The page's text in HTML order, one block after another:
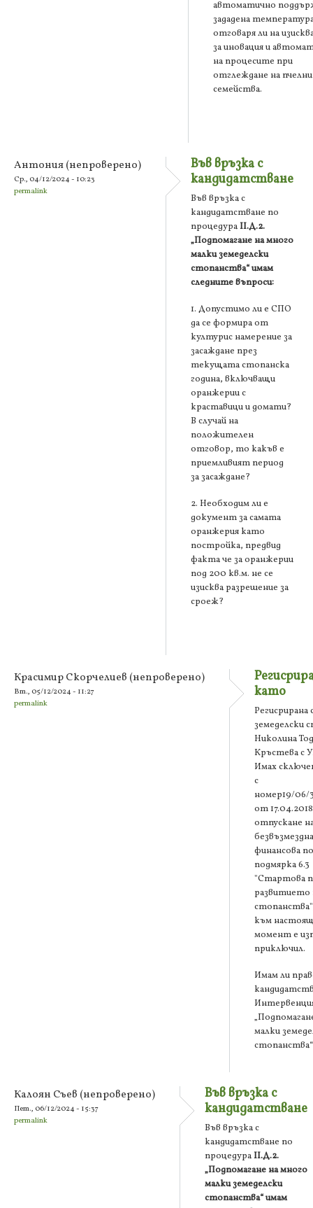
автоматично
зададена
отговаря ли на
за иновация и
на процесите при
отглеждане на
семейства.
Антония (непроверено)
Ср., 04/12/2024 - 10:23
permalink
Във връзка с
кандидатстване
Във връзка с
кандидатстване по
процедураII.Д.2.
„Подпомагане на много
малки земеделски
стопанства“ имам
следните въпроси:
1. Допустимо ли е СПО
да се формира от
културис намерение за
засаждане през
текущата стопанска
година, включващи
оранжерии с
краставици и домати?
В случай на
положителен
отговор, то какъв е
приемливият период
за засаждане?
2. Необходим ли е
документ за самата
оранжерия като
постройка, предвид
факта че за оранжерии
под 200 кв.м. не се
изисква разрешение за
сроеж?
Красимир Скорчелиев (непроверено)
Вт., 05/12/2024 - 11:27
permalink
като
земеделски
Николина
Кръстева с
Имах
с
номер19/
от 17.04.2018
отпускане
безвъзмездна
финансова
подмярка 6.3
"Стартова
развитието
към
момент е
приключил.
Имам ли
малки
Калоян Съев (непроверено)
Пет., 06/12/2024 - 15:37
permalink
Във връзка с
кандидатстване
Във връзка с
кандидатстване по
процедураII.Д.2.
„Подпомагане на много
малки земеделски
стопанства“ имам